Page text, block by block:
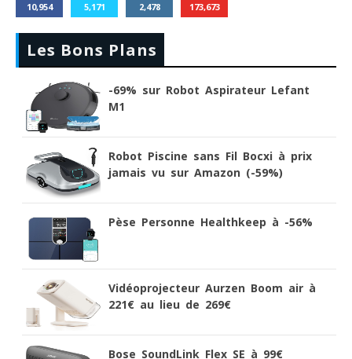
10,954 5,171 2,478 173,673
Les Bons Plans
-69% sur Robot Aspirateur Lefant
M1
Robot Piscine sans Fil Bocxi à prix
jamais vu sur Amazon (-59%)
Pèse Personne Healthkeep à -56%
Vidéoprojecteur Aurzen Boom air à
221€ au lieu de 269€
Bose SoundLink Flex SE à 99€